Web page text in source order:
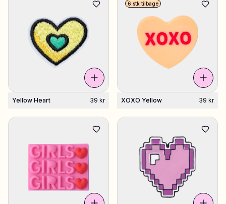
Yellow Heart 39 kr XOXO Yellow 39 kr
6 stk tilbage